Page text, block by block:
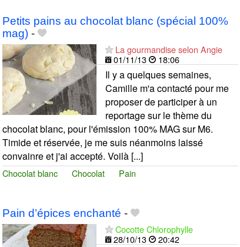
Petits pains au chocolat blanc (spécial 100%
mag)-
La gourmandise selon Angie
01/11/13
18:06
Il y a quelques semaines,
Camille m'a contacté pour me
proposer de participer à un
reportage sur le thème du
chocolat blanc, pour l'émission 100% MAG sur M6.
Timide et réservée, je me suis néanmoins laissé
convainre et j'ai accepté. Voilà [...]
Chocolat blanc Chocolat Pain
Pain d’épices enchanté -
Cocotte Chlorophylle
28/10/13
20:42